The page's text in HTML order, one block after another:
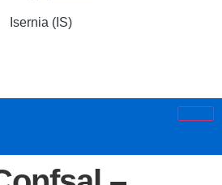
Isernia (IS)